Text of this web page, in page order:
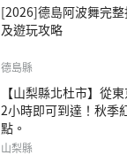
[2026]德島阿波舞完
及遊玩攻略
德島縣
【山梨縣北杜市】從
2小時即可到達！秋季
點。
山梨縣